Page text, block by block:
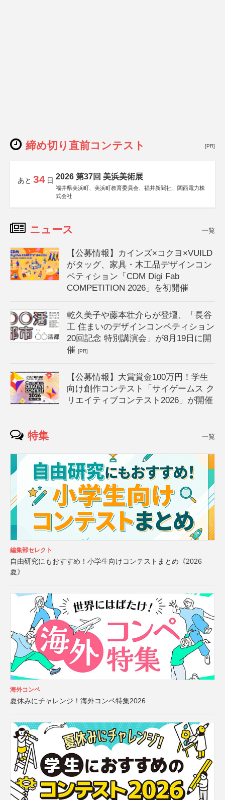
締め切り直前コンテスト [PR]
あと 34 日 2026 第37回 美浜美術展
福井県美浜町、美浜町教育委員会、福井新聞社、関西電力株
式会社
ニュース 一覧
【公募情報】カインズ×コクヨ×VUILD
がタッグ、家具・木工品デザインコン
ペティション「CDM Digi Fab
COMPETITION 2026」を初開催
乾久美子や藤本壮介らが登壇、「長谷
工 住まいのデザインコンペティション
20回記念 特別講演会」が8月19日に開
催[PR]
【公募情報】大賞賞金100万円！学生
向け創作コンテスト「サイゲームス ク
リエイティブコンテスト2026」が開催
特集 一覧
編集部セレクト
自由研究にもおすすめ！小学生向けコンテストまとめ《2026
夏》
海外コンペ
夏休みにチャレンジ！海外コンペ特集2026